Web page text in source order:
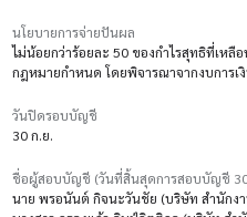
นโยบายการจ่ายปันผล
ไม่น้อยกว่าร้อยละ 50 ของกำไรสุทธิที่เหลื
กฎหมายกำหนด โดยพิจารณาจากงบการเ
วันปิดรอบบัญชี
30 ก.ย.
ชื่อผู้สอบบัญชี (วันที่สิ้นสุดการสอบบัญชี 30
นาย พรอนันต์ กิจนะวันชัย (บริษัท สำนักงา